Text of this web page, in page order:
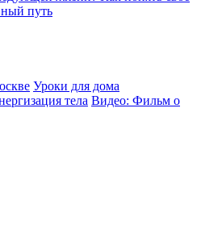
путь
Уроки для дома
тела Видео: Фильм о